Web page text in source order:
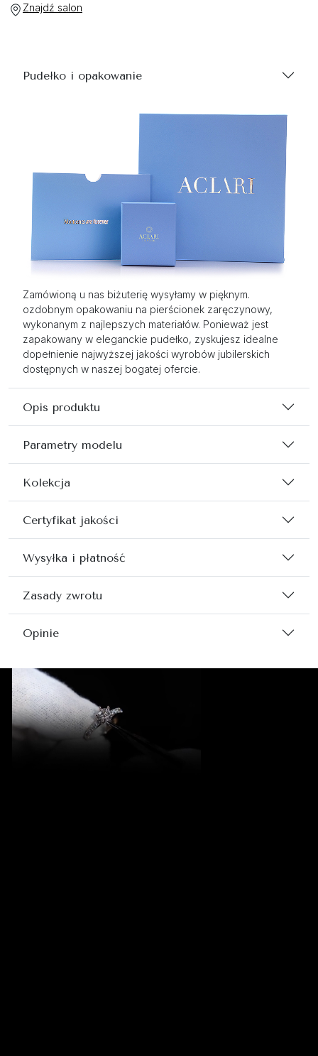
Znajdź salon
Pudełko i opakowanie
Zamówioną u nas biżuterię wysyłamy w pięknym.
ozdobnym opakowaniu na pierścionek zaręczynowy,
wykonanym z najlepszych materiałów. Ponieważ jest
zapakowany w eleganckie pudełko, zyskujesz idealne
dopełnienie najwyższej jakości wyrobów jubilerskich
dostępnych w naszej bogatej ofercie.
Opis produktu
Parametry modelu
Kolekcja
Certyfikat jakości
Wysyłka i płatność
Zasady zwrotu
Opinie